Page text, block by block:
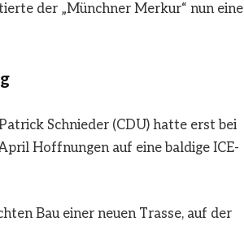
der „Münchner Merkur“ nun eine
Schnieder (CDU) hatte erst bei
Hoffnungen auf eine baldige ICE-
Bau einer neuen Trasse, auf der